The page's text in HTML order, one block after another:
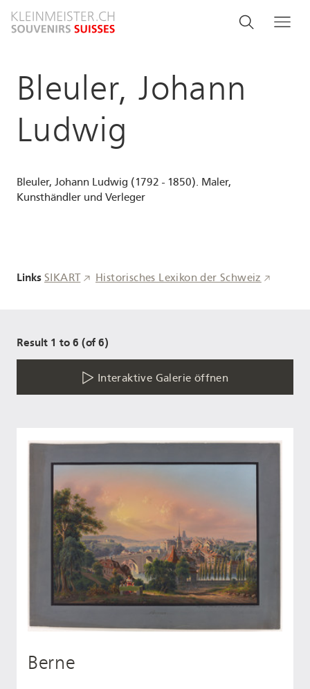
zum
Search
Suche
Bleuler, Johann
Ludwig
Bleuler, Johann Ludwig (1792 - 1850). Maler,
Kunsthändler und Verleger
Links SIKART Historisches Lexikon der Schweiz
Result 1 to 6 (of 6)
Interaktive Galerie öffnen
Berne